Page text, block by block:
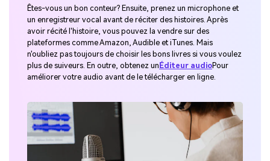
Êtes-vous un bon conteur? Ensuite, prenez un microphone et
un enregistreur vocal avant de réciter des histoires. Après
avoir récité l'histoire, vous pouvez la vendre sur des
plateformes comme Amazon, Audible et iTunes. Mais
n'oubliez pas toujours de choisir les bons livres si vous voulez
plus de suiveurs. En outre, obtenez un Éditeur audioPour
améliorer votre audio avant de le télécharger en ligne.